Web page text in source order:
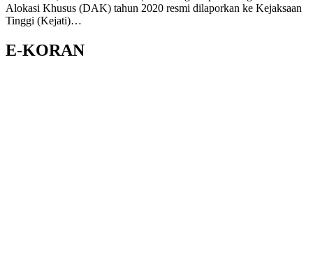
Alokasi Khusus (DAK) tahun 2020 resmi dilaporkan ke Kejaksaan
Tinggi (Kejati)…
E-KORAN